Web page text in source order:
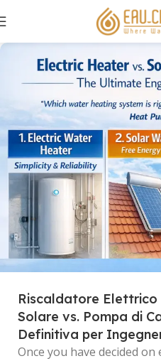
Riscaldatore Elettrico
Solare vs. Pompa di
Definitiva per
Once you have decided